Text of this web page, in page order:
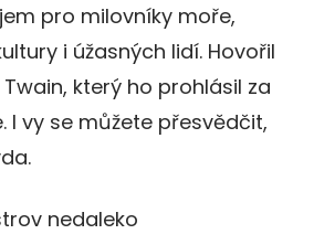
pro milovníky moře,
i úžasných lidí. Hovořil
který ho prohlásil za
I vy se můžete přesvědčit,
nedaleko